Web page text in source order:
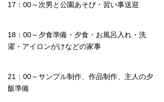
17：00～次男と公園あそび・習い事送迎
18：00～夕食準備・夕食・お風呂入れ・洗
濯・アイロンがけなどの家事
21：00～サンプル制作、作品制作、主人の夕
飯準備